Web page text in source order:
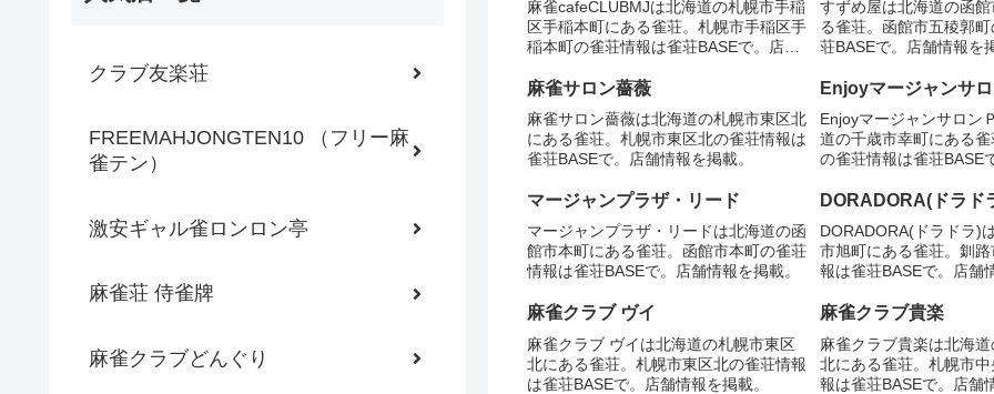
麻雀cafeCLUBMJは北海道の札幌市手稲
区手稲本町にある雀荘。札幌市手稲区手
稲本町の雀荘情報は雀荘BASEで。店舗
すずめ屋は北海道の函
る雀荘。函館市五稜郭
荘BASEで。店舗情報を
麻雀サロン薔薇
麻雀サロン薔薇は北海道の札幌市東区北
にある雀荘。札幌市東区北の雀荘情報は
雀荘BASEで。店舗情報を掲載。
Enjoyマージャンサ
Enjoyマージャンサロン
道の千歳市幸町にある
の雀荘情報は雀荘BASE
マージャンプラザ・リード
マージャンプラザ・リードは北海道の函
館市本町にある雀荘。函館市本町の雀荘
情報は雀荘BASEで。店舗情報を掲載。
DORADORA(ドラド
DORADORA(ドラドラ)
市旭町にある雀荘。釧
報は雀荘BASEで。店舗
麻雀クラブ ヴイ
麻雀クラブ ヴイは北海道の札幌市東区
北にある雀荘。札幌市東区北の雀荘情報
は雀荘BASEで。店舗情報を掲載。
麻雀クラブ貴楽
麻雀クラブ貴楽は北海
北にある雀荘。札幌市
報は雀荘BASEで。店舗
クラブ友楽荘
FREEMAHJONGTEN10 （フリー麻
雀テン）
激安ギャル雀ロンロン亭
麻雀荘 侍雀牌
麻雀クラブどんぐり